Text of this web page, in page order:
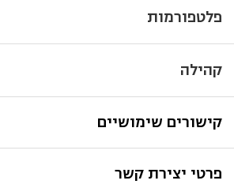
פלטפורמות
קהילה
קישורים שימושיים
פרטי יצירת קשר